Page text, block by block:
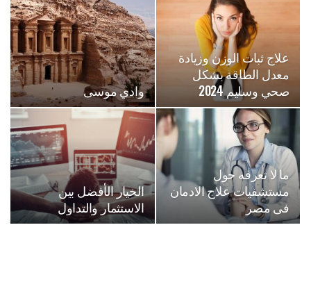
علاج ثبات الوزن وزيادة
معدل الطاقة بشكل
صحي وسليم 2024
وادي موسى
ما لا تعرفه حول
مستشفيات علاج الادمان
فى مصر
الخيار الأفضل بين
الاستثمار والتداول